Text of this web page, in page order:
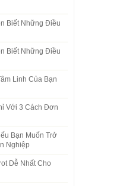
Biết Những Điều
Biết Những Điều
Linh Của Bạn
Với 3 Cách Đơn
Bạn Muốn Trở
Nghiệp
Dễ Nhất Cho